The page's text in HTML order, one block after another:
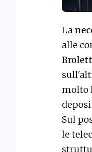
La
alle
molto
Sul
le